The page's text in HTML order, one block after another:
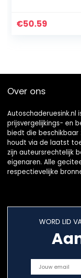
draagbare
€50.59
Over ons
Autoschaderuesink.nl
prijsvergelijkings- en
biedt die beschikbaar
houdt via de laatst
zijn auteursrechtelijk
eigenaren. Alle
respectievelijke
WORD LID